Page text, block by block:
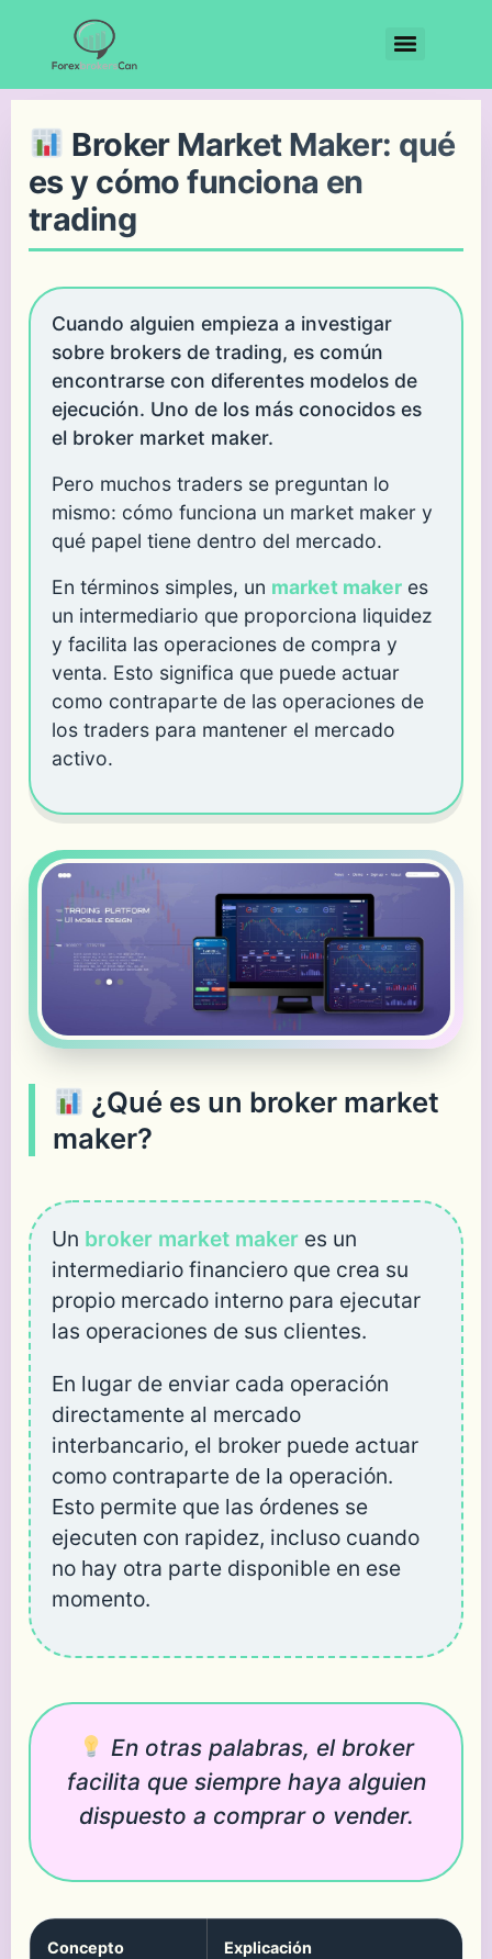
Broker Market Maker: qué
es y cómo funciona en
trading
Cuando alguien empieza a investigar
sobre brokers de trading, es común
encontrarse con diferentes modelos de
ejecución. Uno de los más conocidos es
el broker market maker.
Pero muchos traders se preguntan lo
mismo: cómo funciona un market maker y
qué papel tiene dentro del mercado.
En términos simples, un market maker es
un intermediario que proporciona liquidez
y facilita las operaciones de compra y
venta. Esto significa que puede actuar
como contraparte de las operaciones de
los traders para mantener el mercado
activo.
¿Qué es un broker market
maker?
Un broker market maker es un
intermediario financiero que crea su
propio mercado interno para ejecutar
las operaciones de sus clientes.
En lugar de enviar cada operación
directamente al mercado
interbancario, el broker puede actuar
como contraparte de la operación.
Esto permite que las órdenes se
ejecuten con rapidez, incluso cuando
no hay otra parte disponible en ese
momento.
En otras palabras, el broker
facilita que siempre haya alguien
dispuesto a comprar o vender.
Concepto Explicación